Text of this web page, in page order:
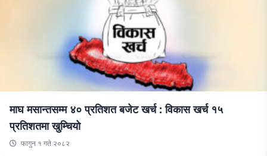
माघ मसान्तसम्म ४० प्रतिशत बजेट खर्च : विकास खर्च १५
प्रतिशतमा खुम्चियो
फागुन १ गते २०८२